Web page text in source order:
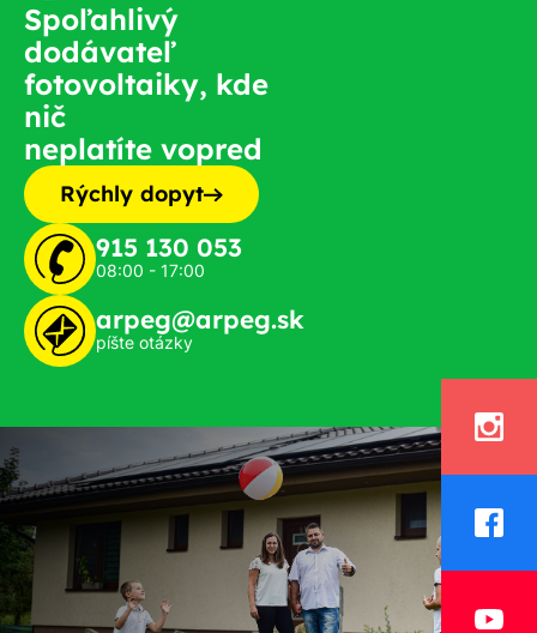
Spoľahlivý
dodávateľ
fotovoltaiky, kde
nič
neplatíte vopred
Rýchly dopyt
915 130 053
08:00 - 17:00
arpeg@arpeg.sk
píšte otázky